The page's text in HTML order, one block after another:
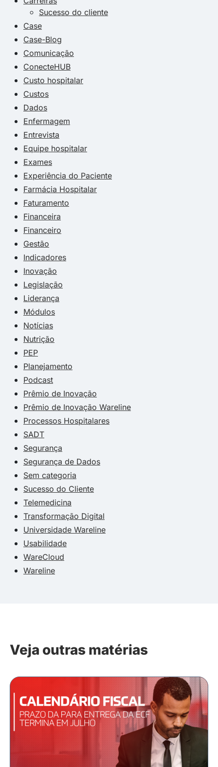
Sucesso do cliente
Case
Case-Blog
Comunicação
ConecteHUB
Custo hospitalar
Custos
Dados
Enfermagem
Entrevista
Equipe hospitalar
Exames
Experiência do Paciente
Farmácia Hospitalar
Faturamento
Financeira
Financeiro
Gestão
Indicadores
Inovação
Legislação
Liderança
Módulos
Notícias
Nutrição
PEP
Planejamento
Podcast
Prêmio de Inovação
Prêmio de Inovação Wareline
Processos Hospitalares
SADT
Segurança
Segurança de Dados
Sem categoria
Sucesso do Cliente
Telemedicina
Transformação Digital
Universidade Wareline
Usabilidade
WareCloud
Wareline
Veja outras matérias